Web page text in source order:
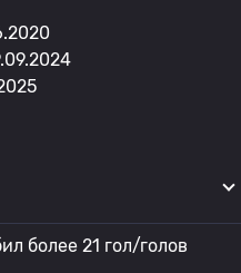
более 21 гол/голов